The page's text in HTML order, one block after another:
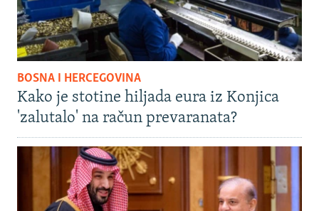
BOSNA I HERCEGOVINA
Kako je stotine hiljada eura iz Konjica
'zalutalo' na račun prevaranata?